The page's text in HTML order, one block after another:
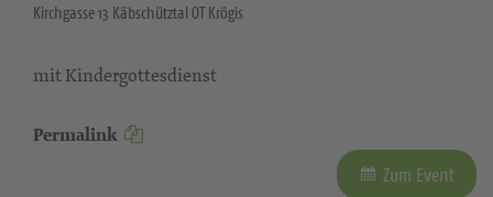
Kirchgasse 13 Käbschütztal OT Krögis
mit Kindergottesdienst
Permalink
Zum Event